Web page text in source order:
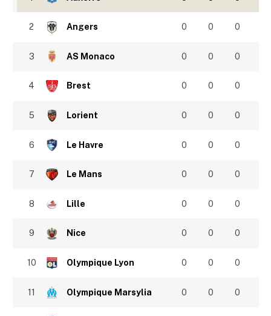
2 Angers 0 0 0
3 AS Monaco 0 0 0
4 Brest 0 0 0
5 Lorient 0 0 0
6 Le Havre 0 0 0
7 Le Mans 0 0 0
8 Lille 0 0 0
9 Nice 0 0 0
10 Olympique Lyon 0 0 0
11 Olympique Marsylia 0 0 0